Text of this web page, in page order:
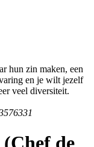
hun zin maken, een
en je wilt jezelf
veel diversiteit.
de